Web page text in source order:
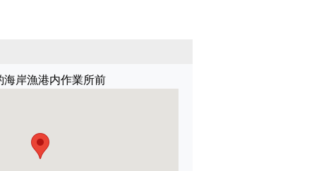
岸漁港内作業所前